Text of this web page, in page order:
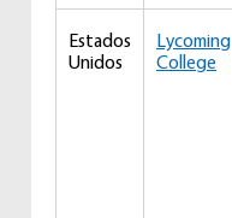
Estados
Unidos
Lycoming
College